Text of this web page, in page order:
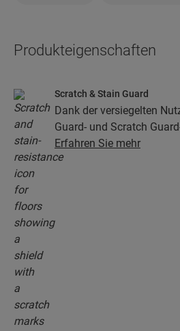
Produkteigenschaften
Scratch & Stain Guard
Dank der versiegelten
Guard- und Scratch
viele Jahre lang Freude
Oberfläche bietet
Erfahren Sie mehr